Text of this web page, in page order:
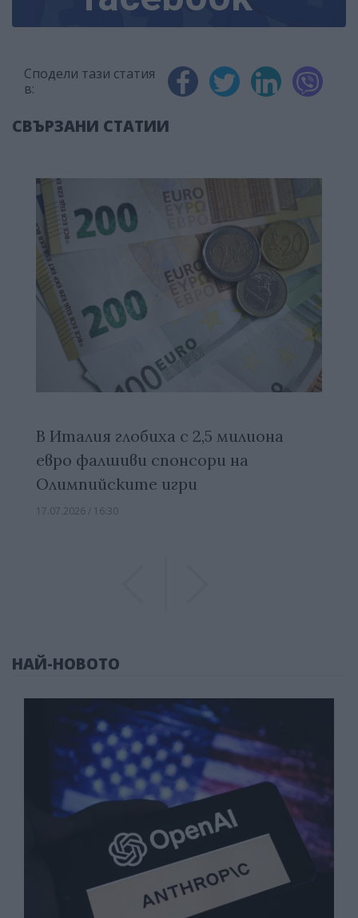
Сподели тази статия
в:
СВЪРЗАНИ СТАТИИ
В Италия глобиха с 2,5 милиона
евро фалшиви спонсори на
Олимпийските игри
17.07.2026 / 16:30
НАЙ-НОВОТО